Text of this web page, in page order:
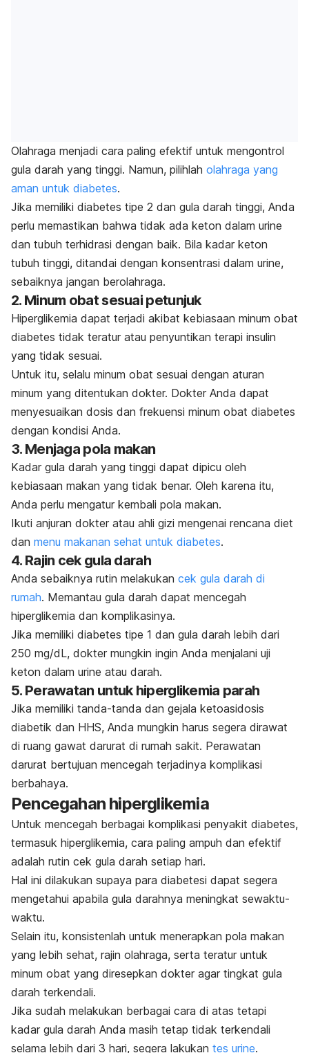
Olahraga menjadi cara paling efektif untuk mengontrol
gula darah yang tinggi. Namun, pilihlah olahraga yang
aman untuk diabetes.
Jika memiliki diabetes tipe 2 dan gula darah tinggi, Anda
perlu memastikan bahwa tidak ada keton dalam urine
dan tubuh terhidrasi dengan baik. Bila kadar keton
tubuh tinggi, ditandai dengan konsentrasi dalam urine,
sebaiknya jangan berolahraga.
2. Minum obat sesuai petunjuk
Hiperglikemia dapat terjadi akibat kebiasaan minum obat
diabetes tidak teratur atau penyuntikan terapi insulin
yang tidak sesuai.
Untuk itu, selalu minum obat sesuai dengan aturan
minum yang ditentukan dokter. Dokter Anda dapat
menyesuaikan dosis dan frekuensi minum obat diabetes
dengan kondisi Anda.
3. Menjaga pola makan
Kadar gula darah yang tinggi dapat dipicu oleh
kebiasaan makan yang tidak benar. Oleh karena itu,
Anda perlu mengatur kembali pola makan.
Ikuti anjuran dokter atau ahli gizi mengenai rencana diet
dan menu makanan sehat untuk diabetes.
4. Rajin cek gula darah
Anda sebaiknya rutin melakukan cek gula darah di
rumah. Memantau gula darah dapat mencegah
hiperglikemia dan komplikasinya.
Jika memiliki diabetes tipe 1 dan gula darah lebih dari
250 mg/dL, dokter mungkin ingin Anda menjalani uji
keton dalam urine atau darah.
5. Perawatan untuk hiperglikemia parah
Jika memiliki tanda-tanda dan gejala ketoasidosis
diabetik dan HHS, Anda mungkin harus segera dirawat
di ruang gawat darurat di rumah sakit. Perawatan
darurat bertujuan mencegah terjadinya komplikasi
berbahaya.
Pencegahan hiperglikemia
Untuk mencegah berbagai komplikasi penyakit diabetes,
termasuk hiperglikemia, cara paling ampuh dan efektif
adalah rutin cek gula darah setiap hari.
Hal ini dilakukan supaya para diabetesi dapat segera
mengetahui apabila gula darahnya meningkat sewaktu-
waktu.
Selain itu, konsistenlah untuk menerapkan pola makan
yang lebih sehat, rajin olahraga, serta teratur untuk
minum obat yang diresepkan dokter agar tingkat gula
darah terkendali.
Jika sudah melakukan berbagai cara di atas tetapi
kadar gula darah Anda masih tetap tidak terkendali
selama lebih dari 3 hari, segera lakukan tes urine.